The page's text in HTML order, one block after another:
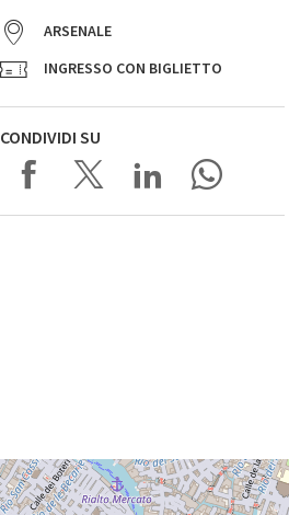
ARSENALE
INGRESSO CON BIGLIETTO
CONDIVIDI SU